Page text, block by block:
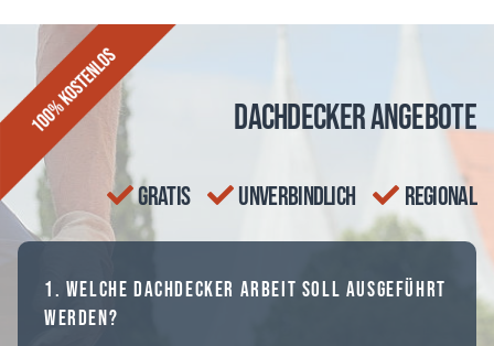
n
Dachdecker Angebote
gratis unverbindlich regional
1. Welche Dachdecker Arbeit soll ausgeführt
werden?